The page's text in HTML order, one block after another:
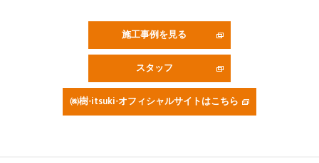
施工事例を見る
スタッフ
㈱樹-itsuki-オフィシャルサイトはこちら